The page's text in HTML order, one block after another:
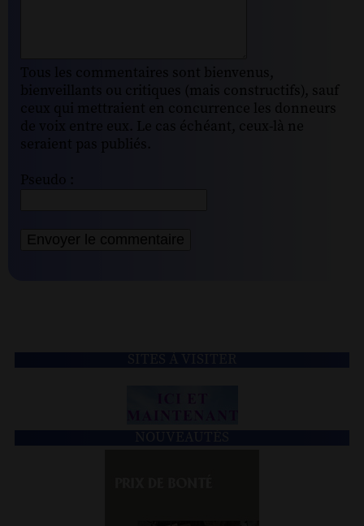
Tous les commentaires sont bienvenus,
bienveillants ou critiques (mais constructifs), sauf
ceux qui mettraient en concurrence les donneurs
de voix entre eux. Le cas échéant, ceux-là ne
seraient pas publiés.
Pseudo :